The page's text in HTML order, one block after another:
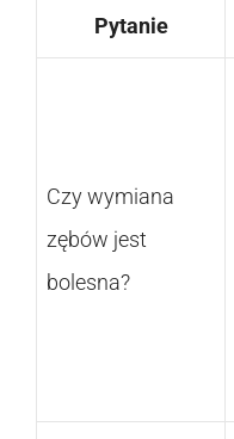
Pytanie
Czy wymiana
zębów jest
bolesna?